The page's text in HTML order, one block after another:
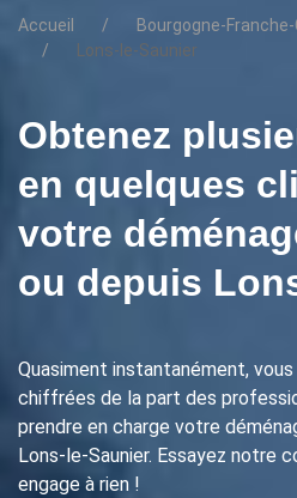
Accueil Bourgogne-
Lons-le-Saunier
Obtenez
en quelques
votre
ou depuis
Quasiment instantanément,
chiffrées de la part des
prendre en charge votre
Lons-le-Saunier. Essayez notre
engage à rien !